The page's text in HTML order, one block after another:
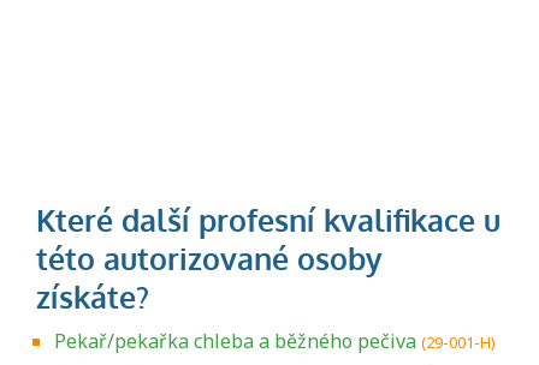
Pekař/pekařka chleba a běžného pečiva (29-001-H)